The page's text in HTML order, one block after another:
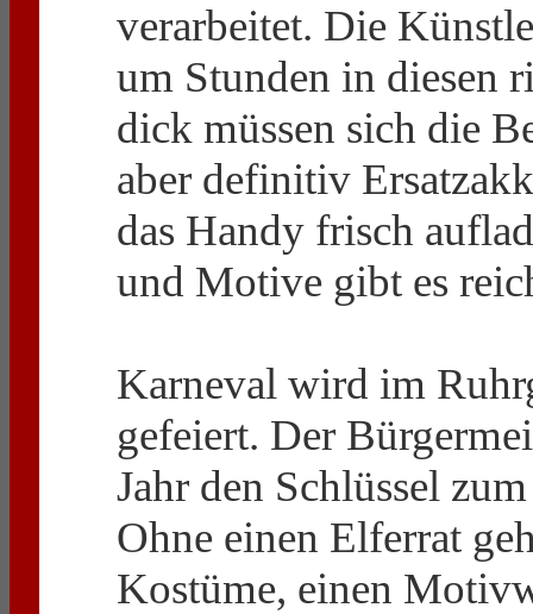
verarbeitet. Die
um Stunden in diesen
dick müssen sich die
aber definitiv
das Handy frisch
und Motive gibt es
Karneval wird im
gefeiert. Der
Jahr den Schlüssel
Ohne einen Elferrat
Kostüme, einen